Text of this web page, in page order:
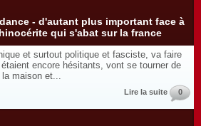
- d'autant plus important face à
qui s'abat sur la france
et surtout politique et fasciste, va faire
encore hésitants, vont se tourner de
maison et...
Lire la suite 0